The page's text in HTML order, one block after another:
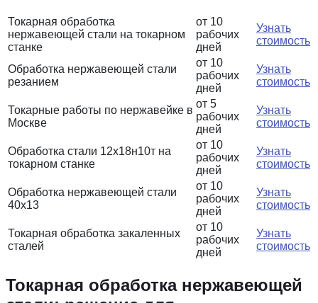
Токарная обработка
нержавеющей стали на токарном
станке
от 10
рабочих
дней
Узнать
стоимость
Обработка нержавеющей стали
резанием
от 10
рабочих
дней
Узнать
стоимость
Токарные работы по нержавейке в
Москве
от 5
рабочих
дней
Узнать
стоимость
Обработка стали 12х18н10т на
токарном станке
от 10
рабочих
дней
Узнать
стоимость
Обработка нержавеющей стали
40х13
от 10
рабочих
дней
Узнать
стоимость
Токарная обработка закаленных
сталей
от 10
рабочих
дней
Узнать
стоимость
Токарная обработка нержавеющей